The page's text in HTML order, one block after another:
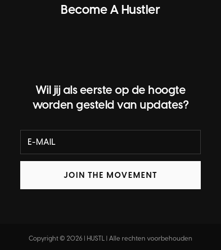
Become A Hustler
Wil jij als eerste op de hoogte
worden gesteld van updates?
JOIN THE MOVEMENT
Copyright © 2026 | HUSTL | Alle rechten voorbehouden